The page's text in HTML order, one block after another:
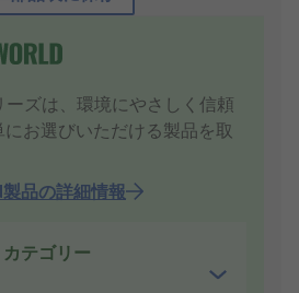
ズは、環境にやさしく信頼
お選びいただける製品を取
品の詳細情報
テゴリー